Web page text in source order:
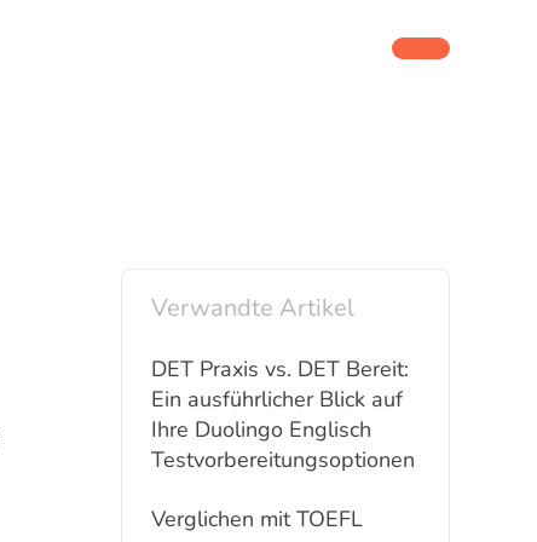
Verwandte Artikel
DET Praxis vs. DET Bereit:
Ein ausführlicher Blick auf
Ihre Duolingo Englisch
Testvorbereitungsoptionen
Verglichen mit TOEFL